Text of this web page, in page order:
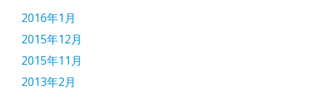
2016年1月
2015年12月
2015年11月
2013年2月